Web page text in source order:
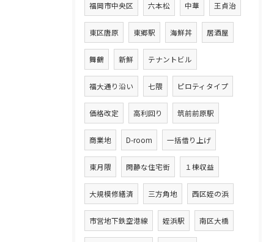
福岡市中央区 六本松 中華 王貞治
東区唐原 東郷駅 海鮮丼 居酒屋
舞鶴 新鮮 テナントビル
福大通り沿い 七隈 ピロティタイプ
価格改定 高利回り 筑前前原駅
商業地 D-room 一括借り上げ
東月隈 閑静な住宅街 １棟収益
大規模修繕済 三方角地 西区姪の浜
市営地下鉄空港線 姪浜駅 南区大橋